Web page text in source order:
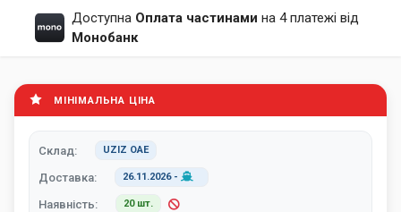
Доступна Оплата частинами на 4 платежі від
Монобанк
МІНІМАЛЬНА ЦІНА
Склад: UZIZ ОАЕ
Доставка: 26.11.2026-
Наявність: 20 шт.